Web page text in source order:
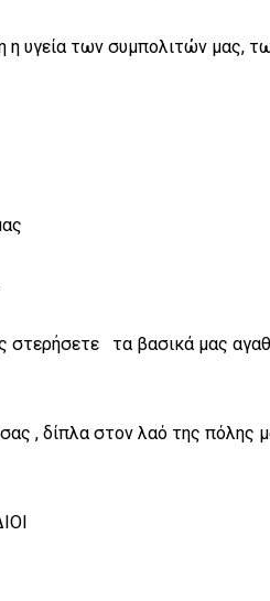
η υγεία των συμπολιτών μας,
στερήσετε τα βασικά μας
, δίπλα στον λαό της πόλης